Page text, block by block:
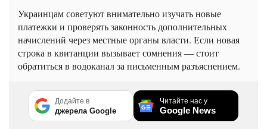
Украинцам советуют внимательно изучать новые
платежки и проверять законность дополнительных
начислений через местные органы власти. Если новая
строка в квитанции вызывает сомнения — стоит
обратиться в водоканал за письменным разъяснением.
Додайте в
джерела Google
Читайте нас у
Google News